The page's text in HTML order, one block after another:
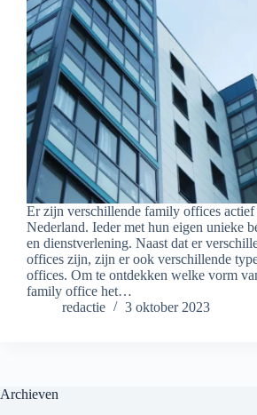
Er zijn verschillende family offices actief
Nederland. Ieder met hun eigen unieke
en dienstverlening. Naast dat er
offices zijn, zijn er ook verschillende
offices. Om te ontdekken welke vorm
family office het…
redactie
3 oktober 2023
Archieven